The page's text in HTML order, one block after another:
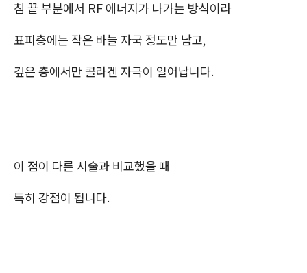
침 끝 부분에서 RF 에너지가 나가는 방식이라
표피층에는 작은 바늘 자국 정도만 남고,
깊은 층에서만 콜라겐 자극이 일어납니다.
이 점이 다른 시술과 비교했을 때
특히 강점이 됩니다.